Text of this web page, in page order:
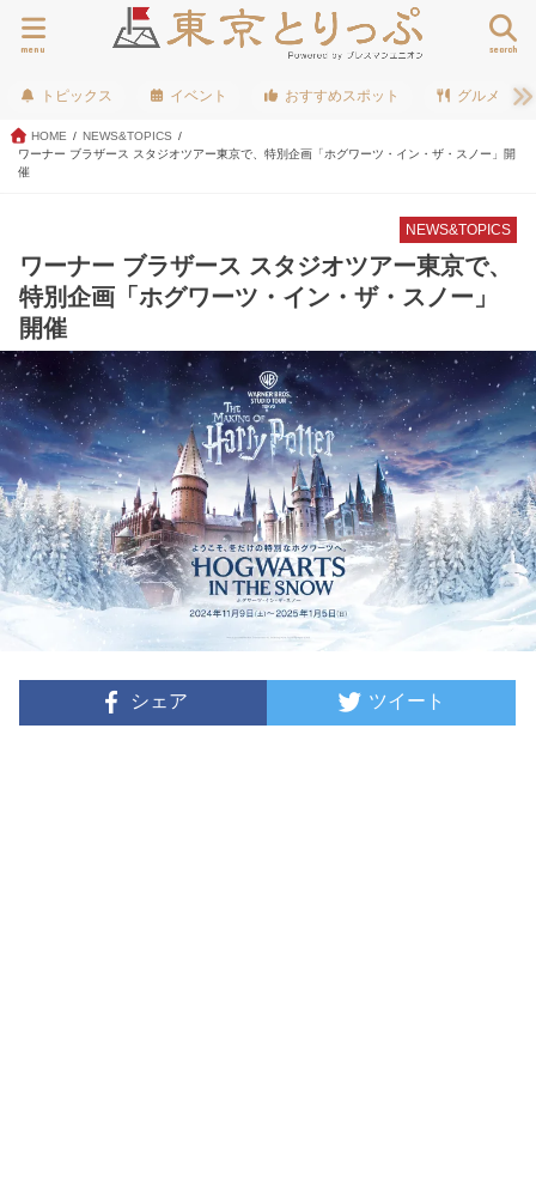
search
menu
トピックス イベント おすすめスポット グルメ
HOME
NEWS&TOPICS
ワーナー ブラザース スタジオツアー東京で、特別企画「ホグワーツ・イン・ザ・スノー」開
催
NEWS&TOPICS
ワーナー ブラザース スタジオツアー東京で、
特別企画「ホグワーツ・イン・ザ・スノー」
開催
シェア ツイート